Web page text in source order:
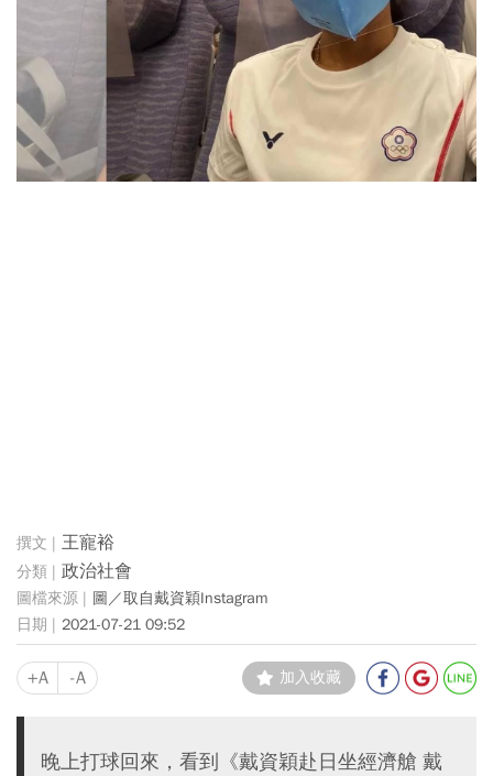
王寵裕
政治社會
圖／取自戴資穎Instagram
2021-07-21 09:52
+A -A 加入收藏
晚上打球回來，看到《戴資穎赴日坐經濟艙 戴